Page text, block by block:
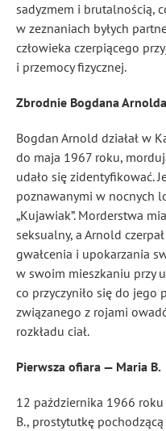
sadyzmem i brutalnością,
w zeznaniach byłych
człowieka czerpiącego
i przemocy fizycznej.
Zbrodnie Bogdana Arnolda
Bogdan Arnold działał w
do maja 1967 roku,
udało się zidentyfikować.
poznawanymi w nocnych
„Kujawiak”. Morderstwa
seksualny, a Arnold
gwałcenia i upokarzania
w swoim mieszkaniu przy
co przyczyniło się do jego
związanego z rojami
rozkładu ciał.
Pierwsza ofiara — Maria B.
12 października 1966
B., prostytutkę pochodzącą